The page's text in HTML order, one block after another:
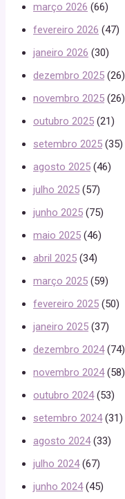
março 2026 (66)
fevereiro 2026 (47)
janeiro 2026 (30)
dezembro 2025 (26)
novembro 2025 (26)
outubro 2025 (21)
setembro 2025 (35)
agosto 2025 (46)
julho 2025 (57)
junho 2025 (75)
maio 2025 (46)
abril 2025 (34)
março 2025 (59)
fevereiro 2025 (50)
janeiro 2025 (37)
dezembro 2024(74)
novembro 2024(58)
outubro 2024(53)
setembro 2024(31)
agosto 2024(33)
julho 2024(67)
junho 2024(45)